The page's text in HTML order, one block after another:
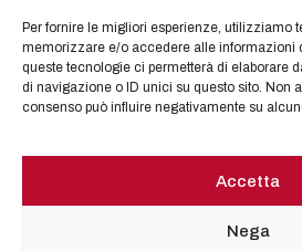
Per fornire le migliori esperienze, utilizziamo
memorizzare e/o accedere alle informazioni
queste tecnologie ci permetterà di elaborare
di navigazione o ID unici su questo sito. Non
consenso può influire negativamente su
Accetta
Nega